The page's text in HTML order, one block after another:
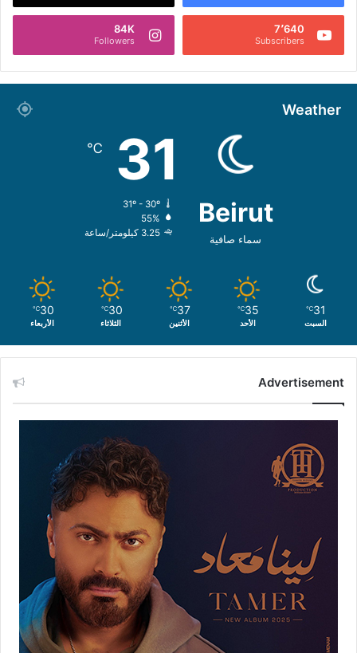
7٬640
Subscribers
84K
Followers
Weather
Beirut
سماء صافية
31
℃
31º - 30º
55%
3.25 كيلومتر/ساعة
31
℃
السبت
35
℃
الأحد
37
℃
الأثنين
30
℃
الثلاثاء
30
℃
الأربعاء
Advertisement